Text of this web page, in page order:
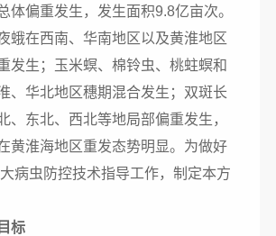
体偏重发生，发生面积9.8亿亩次。
蛾在西南、华南地区以及黄淮地区
发生；玉米螟、棉铃虫、桃蛀螟和
、华北地区穗期混合发生；双斑长
、东北、西北等地局部偏重发生，
黄淮海地区重发态势明显。为做好
病虫防控技术指导工作，制定本方
标